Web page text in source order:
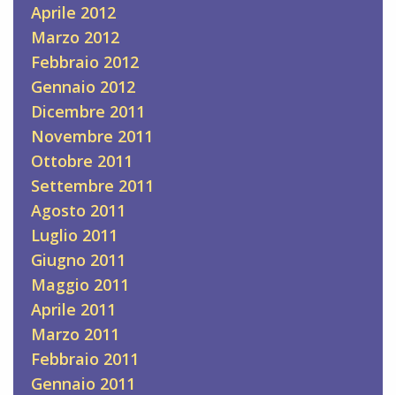
Aprile 2012
Marzo 2012
Febbraio 2012
Gennaio 2012
Dicembre 2011
Novembre 2011
Ottobre 2011
Settembre 2011
Agosto 2011
Luglio 2011
Giugno 2011
Maggio 2011
Aprile 2011
Marzo 2011
Febbraio 2011
Gennaio 2011